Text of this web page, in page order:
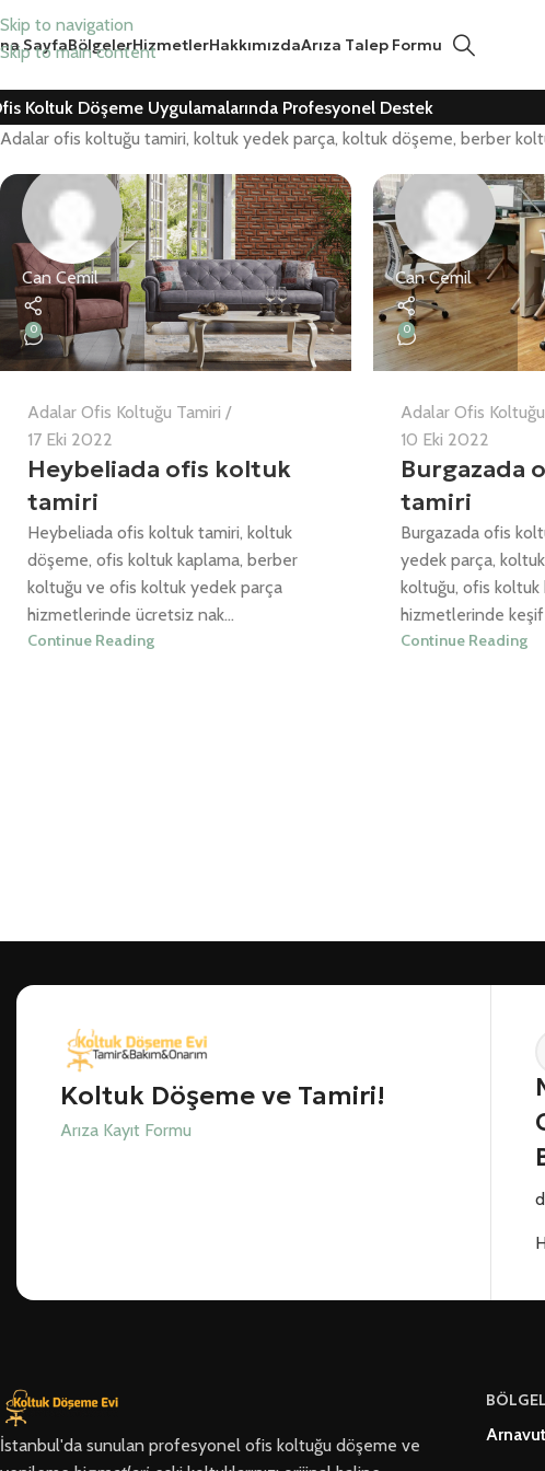
Skip to navigation
Skip to main content
SayfaBölgelerHizmetlerHakkımızdaArıza Talep Formu
Koltuk Döşeme Uygulamalarında Profesyonel Destek
Adalar ofis koltuğu tamiri, koltuk yedek parça, koltuk döşeme, berber
Can Cemil
0
Adalar Ofis Koltuğu Tamiri
17 Eki 2022
Heybeliada ofis koltuk
tamiri
Heybeliada ofis koltuk tamiri, koltuk
döşeme, ofis koltuk kaplama, berber
koltuğu ve ofis koltuk yedek parça
hizmetlerinde ücretsiz nak...
Continue Reading
Can Cemil
0
Adalar Ofis
10 Eki 2022
Burgazada
tamiri
Burgazada ofis
yedek parça,
koltuğu, ofis koltuk
hizmetlerinde
Continue Reading
Koltuk Döşeme ve Tamiri!
Arıza Kayıt Formu
İstanbul'da sunulan profesyonel ofis koltuğu döşeme ve